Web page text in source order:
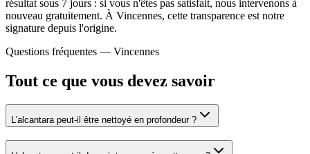
résultat sous 7 jours : si vous n'êtes pas satisfait, nous intervenons à
nouveau gratuitement. À Vincennes, cette transparence est notre
signature depuis l'origine.
Questions fréquentes — Vincennes
Tout ce que vous devez savoir
L'alcantara peut-il être nettoyé en profondeur ?